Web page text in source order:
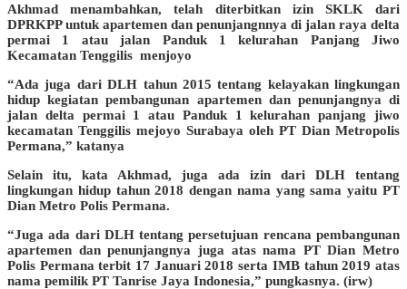
Akhmad menambahkan, telah diterbitkan izin SKLK dari
DPRKPP untuk apartemen dan penunjangnnya di jalan raya delta
permai 1 atau jalan Panduk 1 kelurahan Panjang Jiwo
Kecamatan Tenggilis menjoyo
“Ada juga dari DLH tahun 2015 tentang kelayakan lingkungan
hidup kegiatan pembangunan apartemen dan penunjangnya di
jalan delta permai 1 atau Panduk 1 kelurahan panjang jiwo
kecamatan Tenggilis mejoyo Surabaya oleh PT Dian Metropolis
Permana,” katanya
Selain itu, kata Akhmad, juga ada izin dari DLH tentang
lingkungan hidup tahun 2018 dengan nama yang sama yaitu PT
Dian Metro Polis Permana.
“Juga ada dari DLH tentang persetujuan rencana pembangunan
apartemen dan penunjangnya juga atas nama PT Dian Metro
Polis Permana terbit 17 Januari 2018 serta IMB tahun 2019 atas
nama pemilik PT Tanrise Jaya Indonesia,” pungkasnya. (irw)